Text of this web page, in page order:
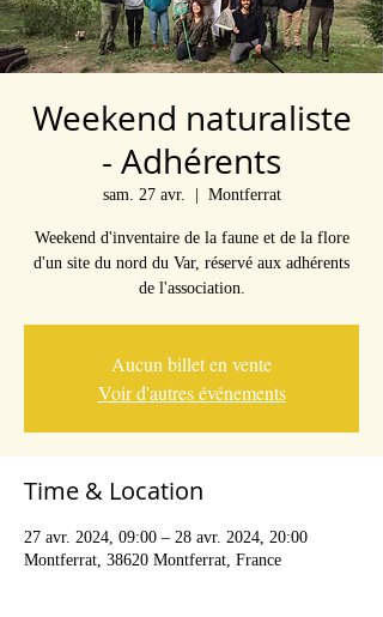
Weekend naturaliste
- Adhérents
sam. 27 avr. Montferrat
Weekend d'inventaire de la faune et de la flore
d'un site du nord du Var, réservé aux adhérents
de l'association.
Aucun billet en vente
Voir d'autres événements
Time & Location
27 avr. 2024, 09:00 – 28 avr. 2024, 20:00
Montferrat, 38620 Montferrat, France